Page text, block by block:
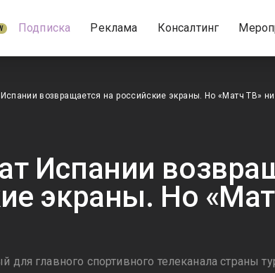
Подписка Реклама Консалтинг
возвращается на российские экраны. Но «Матч ТВ»
Испании
экраны. Но
главного спортивного телеканала страны